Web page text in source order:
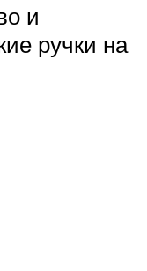
и
ручки на